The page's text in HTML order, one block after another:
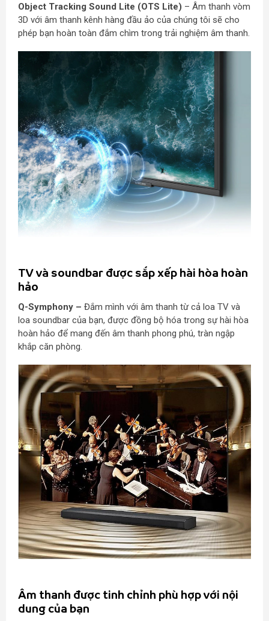
Object Tracking Sound Lite (OTS Lite) – Âm thanh vòm
3D với âm thanh kênh hàng đầu ảo của chúng tôi sẽ cho
phép bạn hoàn toàn đắm chìm trong trải nghiệm âm thanh.
TV và soundbar được sắp xếp hài hòa hoàn
hảo
Q-Symphony – Đắm mình với âm thanh từ cả loa TV và
loa soundbar của bạn, được đồng bộ hóa trong sự hài hòa
hoàn hảo để mang đến âm thanh phong phú, tràn ngập
khắp căn phòng.
Âm thanh được tinh chỉnh phù hợp với nội
dung của bạn